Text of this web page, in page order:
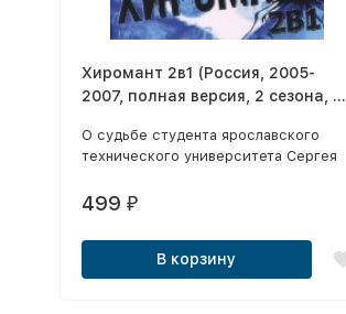
Хиромант 2в1 (Россия, 2005-
2007, полная версия, 2 сезона, 22
О судьбе студента ярославского
технического университета Сергея
систематизировать знания бродячих
самостоятельную науку.
499 ₽
В корзину